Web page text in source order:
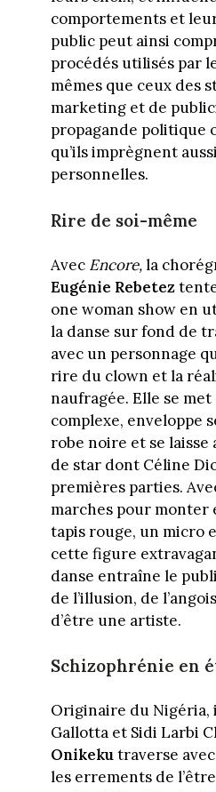
comportements et
public peut ainsi
procédés utilisés par
mêmes que ceux des
marketing et de
propagande politique
qu’ils imprègnent
personnelles.
Rire de soi-même
Avec Encore,la
Eugénie Rebetez
one woman show en
la danse sur fond de
avec un personnage
rire du clown et la
naufragée. Elle se met
complexe, enveloppe
robe noire et se laisse
de star dont Céline
premières parties.
marches pour monter
tapis rouge, un micro
cette figure
danse entraîne le
de l’illusion, de
d’être une artiste.
Schizophrénie en
Originaire du
Gallotta et Sidi Larbi
Onikekutraverse
les errements de